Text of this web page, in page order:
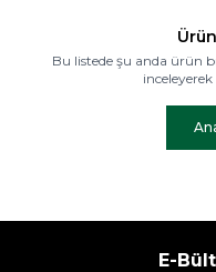
Bu listede şu anda ürün
E-